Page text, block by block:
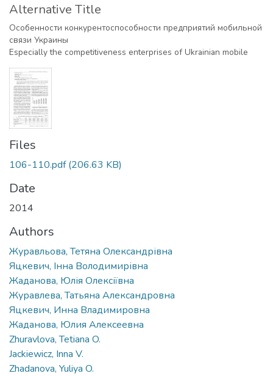
Alternative Title
Особенности конкурентоспособности предприятий мобильной
связи Украины
Especially the competitiveness enterprises of Ukrainian mobile
Files
106-110.pdf(206.63 KB)
Date
2014
Authors
Журавльова, Тетяна Олександрівна
Яцкевич, Інна Володимирівна
Жаданова, Юлія Олексіївна
Журавлева, Татьяна Александровна
Яцкевич, Инна Владимировна
Жаданова, Юлия Алексеевна
Zhuravlova, Tetiana O.
Jackiewicz, Inna V.
Zhadanova, Yuliya O.